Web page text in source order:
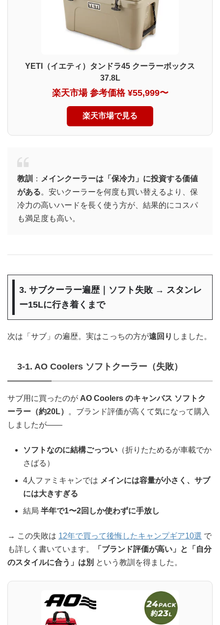
YETI（イエティ）タンドラ45 クーラーボックス
37.8L
楽天市場 参考価格 ¥55,999〜
楽天市場で見る
教訓 ： メインクーラーは「保冷力」に投資する価値
がある。安いクーラーを何度も買い替えるより、保
冷力の高いハードを長く使う方が、結果的にコスパ
も満足度も高い。
3. サブクーラー遍歴｜ソフト失敗 → スタンレ
ー15Lに行き着くまで
次は「サブ」の遍歴。実はこっちの方が遠回り しました。
3-1. AO Coolers ソフトクーラー（失敗）
サブ用に買ったのが AO Coolers のキャンバス ソフトク
ーラー（約20L）
。ブランド評価が高くて気になって購入
しましたが——
ソフトなのに結構ごっつい （折りたためるが車載でか
さばる）
4人ファミキャンでは メインには容量が小さく、サブ
には大きすぎる
結局 半年で1〜2回しか使わずに手放し
→ この失敗は 12年で買って後悔したキャンプギア10選 で
も詳しく書いています。
「ブランド評価が高い」と「自分
のスタイルに合う」は別 という教訓を得ました。